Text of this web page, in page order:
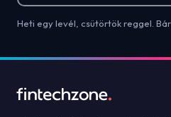
Heti egy levél, csütörtök reggel.